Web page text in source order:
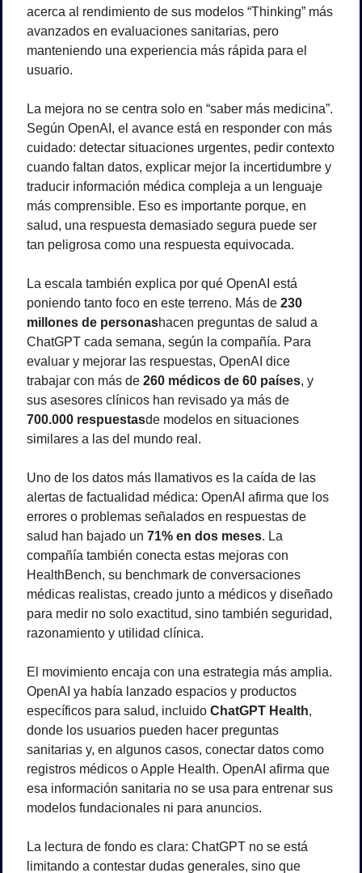
acerca al rendimiento de sus modelos “Thinking” más
avanzados en evaluaciones sanitarias, pero
manteniendo una experiencia más rápida para el
usuario.
La mejora no se centra solo en “saber más medicina”.
Según OpenAI, el avance está en responder con más
cuidado: detectar situaciones urgentes, pedir contexto
cuando faltan datos, explicar mejor la incertidumbre y
traducir información médica compleja a un lenguaje
más comprensible. Eso es importante porque, en
salud, una respuesta demasiado segura puede ser
tan peligrosa como una respuesta equivocada.
La escala también explica por qué OpenAI está
poniendo tanto foco en este terreno. Más de 230
millones de personashacen preguntas de salud a
ChatGPT cada semana, según la compañía. Para
evaluar y mejorar las respuestas, OpenAI dice
trabajar con más de 260 médicos de 60 países, y
700.000 respuestasde modelos en situaciones
similares a las del mundo real.
Uno de los datos más llamativos es la caída de las
alertas de factualidad médica: OpenAI afirma que los
errores o problemas señalados en respuestas de
salud han bajado un 71% en dos meses. La
compañía también conecta estas mejoras con
HealthBench, su benchmark de conversaciones
médicas realistas, creado junto a médicos y diseñado
para medir no solo exactitud, sino también seguridad,
razonamiento y utilidad clínica.
El movimiento encaja con una estrategia más amplia.
OpenAI ya había lanzado espacios y productos
específicos para salud, incluido ChatGPT Health,
donde los usuarios pueden hacer preguntas
sanitarias y, en algunos casos, conectar datos como
registros médicos o Apple Health. OpenAI afirma que
esa información sanitaria no se usa para entrenar sus
modelos fundacionales ni para anuncios.
La lectura de fondo es clara: ChatGPT no se está
limitando a contestar dudas generales, sino que